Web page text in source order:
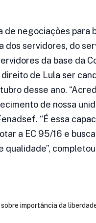
de negociações para
dos servidores, do
da base da
de Lula ser
desse ano.
de nossa
“É essa
a EC 95/16 e
qualidade”,
importância da